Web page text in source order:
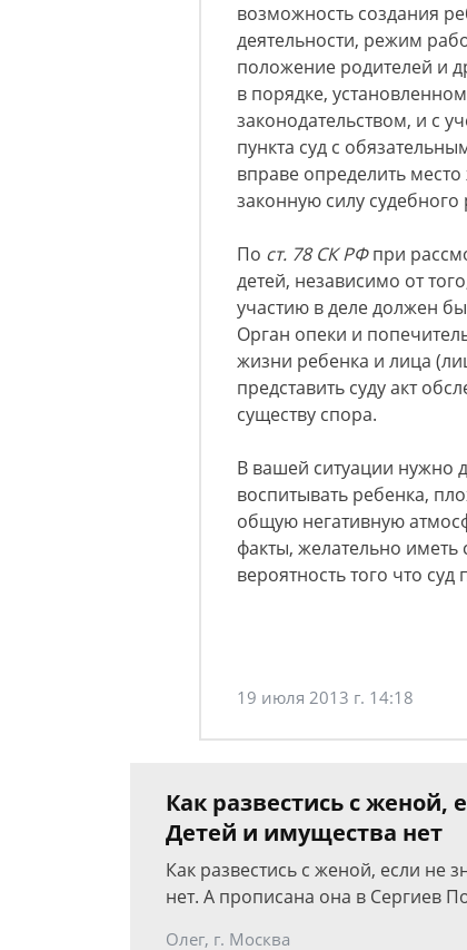
возможность создания
деятельности, режим
положение родителей и
в порядке,
законодательством, и с
пункта суд с
вправе определить
законную силу
По ст. 78 СК РФпри
детей, независимо от
участию в деле должен
Орган опеки и
жизни ребенка и лица
представить суду акт
существу спора.
В вашей ситуации нужно
воспитывать ребенка,
общую негативную
факты, желательно иметь
вероятность того что
19 июля 2013 г. 14:18
Как развестись с женой,
Детей и имущества нет
Как развестись с женой, если не
нет. А прописана она в Сергиев
Олег, г. Москва